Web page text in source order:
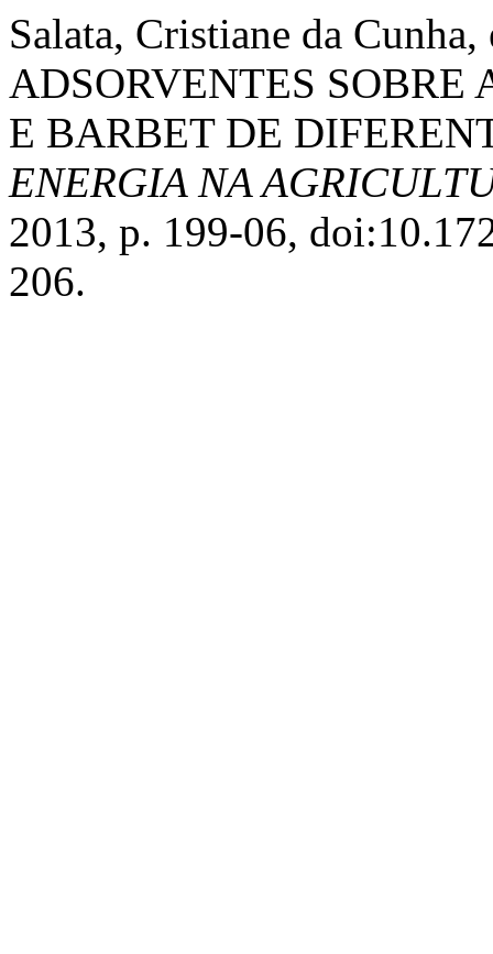
Salata, Cristiane da
ADSORVENTES
E BARBET DE
ENERGIA NA
2013, p. 199-06,
206.